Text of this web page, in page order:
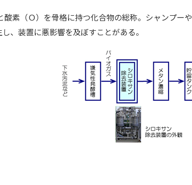
素（Ｏ）を骨格に持つ化合物の総称。シャンプ
、装置に悪影響を及ぼすことがある。